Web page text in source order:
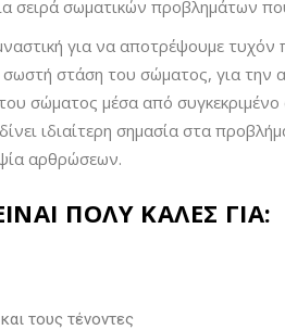
σειρά σωματικών προβλημάτων
για να αποτρέψουμε
σωστή στάση του σώματος, για
σώματος μέσα από
ιδιαίτερη σημασία στα
αρθρώσεων.
ΠΟΛΎ ΚΑΛΈΣ ΓΙΑ:
τους τένοντες